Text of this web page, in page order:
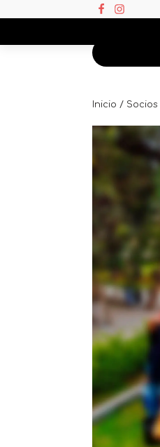
Inicio / Socios